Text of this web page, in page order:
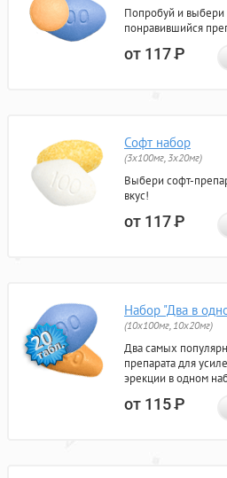
Попробуй и выбери
понравившийся
от 117Р
Софт набор
(3x100мг, 3x20мг)
Выбери софт-
вкус!
от 117Р
Набор "Два в
(10x100мг, 10x20мг)
Два самых
препарата для
эрекции в одном
от 115Р